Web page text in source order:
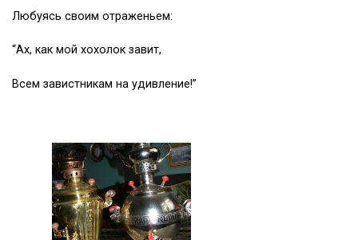
Любуясь своим отраженьем:
“Ах, как мой хохолок завит,
Всем завистникам на удивление!”